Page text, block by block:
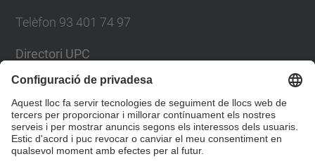
Telèfon 93 401 74 97
Directori UPC
Formulari de contacte
Llista Xarxes Socials